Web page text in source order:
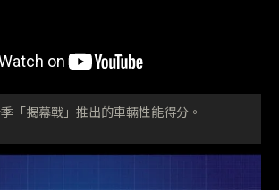
「揭幕戰」推出的車輛性能得分。